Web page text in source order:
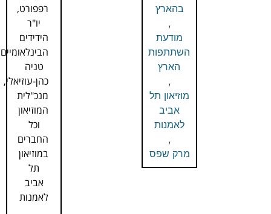
בהארץ
,
מודעת
השתתפות
הארץ
,
מוזיאון תל
אביב
לאמנות
,
מרק שפס
רפפורט,
יו"ר
הידידים
הבינלאומיים
טניה
כהן-עוזיאלי,
מנכ"לית
המוזיאון
וכל
החברים
במוזיאון
תל
אביב
לאמנות